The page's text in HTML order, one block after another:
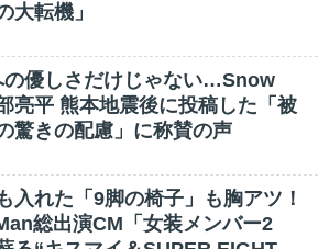
大転機」
の優しさだけじゃない…Snow
亮平 熊本地震後に投稿した「被
驚きの配慮」に称賛の声
入れた「9脚の椅子」も胸アツ！
総出演CM「女装メンバー2